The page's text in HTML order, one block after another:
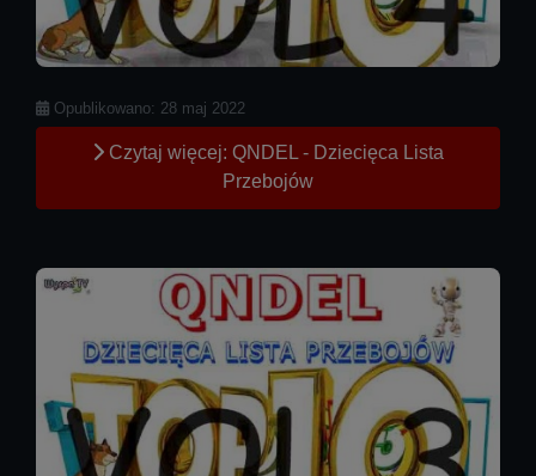
Szczegóły
Opublikowano: 28 maj 2022
Czytaj więcej: QNDEL - Dziecięca Lista
Przebojów